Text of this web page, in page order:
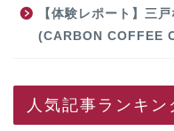
【体験レポート】三
(CARBON COFFEE
人気記事ランキン